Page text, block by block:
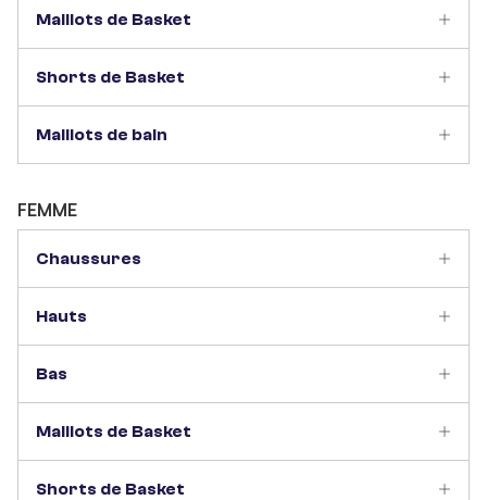
Maillots de Basket
Shorts de Basket
Maillots de bain
FEMME
Chaussures
Hauts
Bas
Maillots de Basket
Shorts de Basket